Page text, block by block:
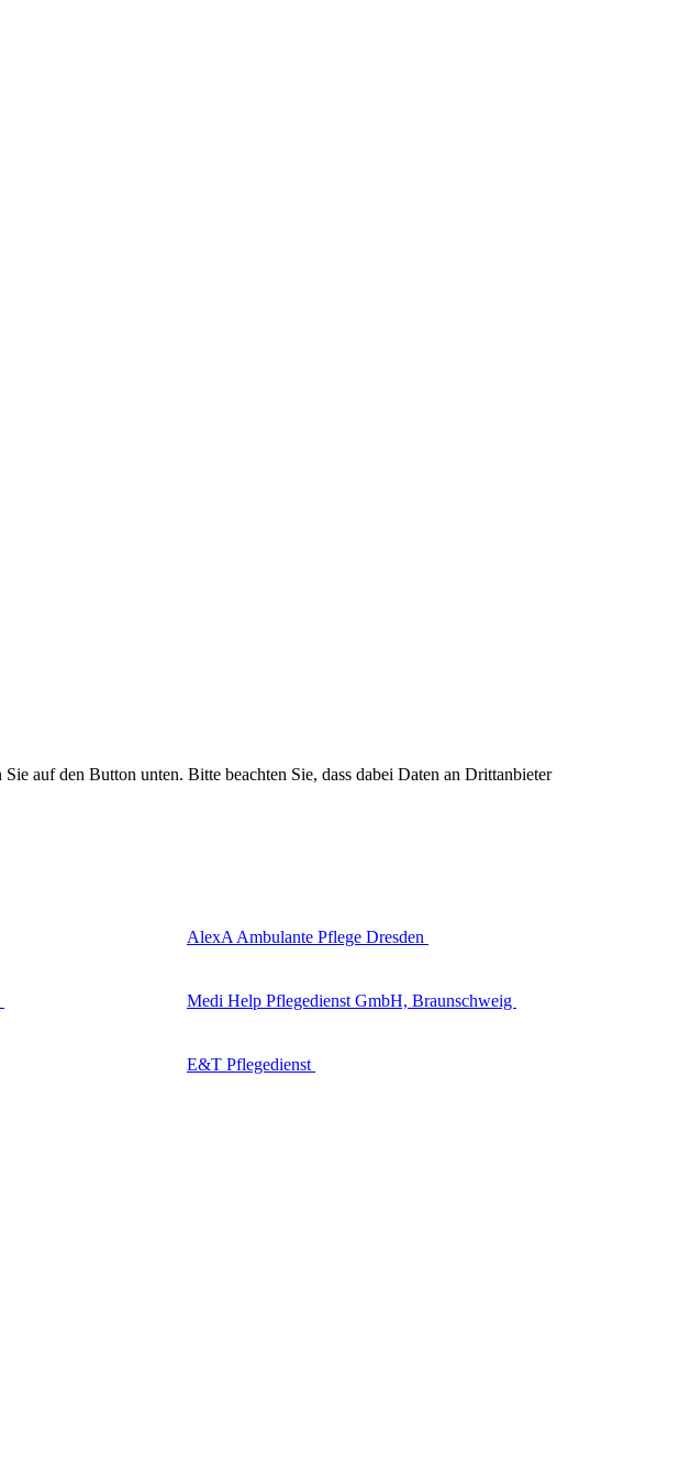
auf den Button unten. Bitte beachten Sie, dass dabei Daten an Drittanbieter
AlexA Ambulante Pflege Dresden
Medi Help Pflegedienst GmbH, Braunschweig
E&T Pflegedienst